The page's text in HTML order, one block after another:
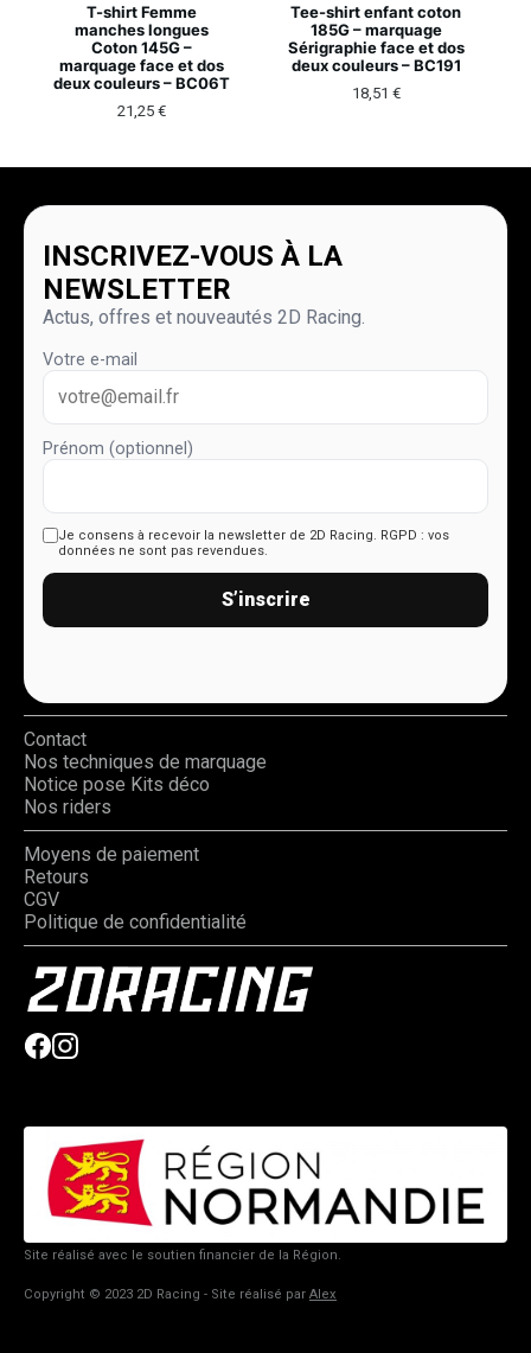
T-shirt Femme
manches longues
Coton 145G –
marquage face et dos
deux couleurs – BC06T
21,25 €
Tee-shirt enfant coton
185G – marquage
Sérigraphie face et dos
deux couleurs – BC191
18,51 €
INSCRIVEZ-VOUS À LA
NEWSLETTER
Actus, offres et nouveautés 2D Racing.
Votre e-mail
Prénom (optionnel)
Je consens à recevoir la newsletter de 2D Racing. RGPD : vos
données ne sont pas revendues.
S’inscrire
Contact
Nos techniques de marquage
Notice pose Kits déco
Nos riders
Moyens de paiement
Retours
CGV
Politique de confidentialité
Site réalisé avec le soutien financier de la Région.
Copyright © 2023 2D Racing - Site réalisé par Alex